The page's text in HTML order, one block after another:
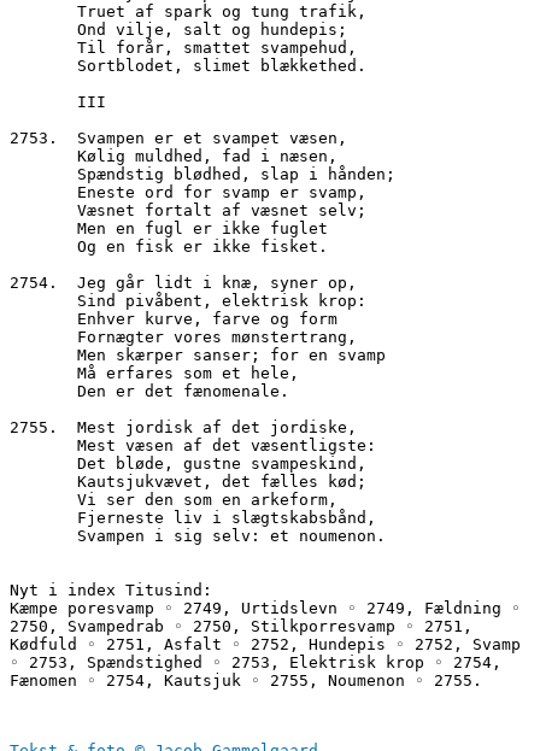
       Truet af spark og tung trafik,
       Ond vilje, salt og hundepis;
       Til forår, smattet svampehud,
       Sortblodet, slimet blækkethed.
       III
2753.  Svampen er et svampet væsen,
       Kølig muldhed, fad i næsen,
       Spændstig blødhed, slap i hånden;
       Eneste ord for svamp er svamp,
       Væsnet fortalt af væsnet selv;
       Men en fugl er ikke fuglet
       Og en fisk er ikke fisket.
2754.  Jeg går lidt i knæ, syner op,
       Sind pivåbent, elektrisk krop:
       Enhver kurve, farve og form
       Fornægter vores mønstertrang,
       Men skærper sanser; for en svamp
       Må erfares som et hele,
       Den er det fænomenale.
2755.  Mest jordisk af det jordiske,
       Mest væsen af det væsentligste:
       Det bløde, gustne svampeskind,
       Kautsjukvævet, det fælles kød;
       Vi ser den som en arkeform,
       Fjerneste liv i slægtskabsbånd,
       Svampen i sig selv: et noumenon.
Nyt i index Titusind:
Kæmpe poresvamp ◦ 2749, Urtidslevn ◦ 2749, Fældning ◦
2750, Svampedrab ◦ 2750, Stilkporresvamp ◦ 2751,
Kødfuld ◦ 2751, Asfalt ◦ 2752, Hundepis ◦ 2752, Svamp
◦ 2753, Spændstighed ◦ 2753, Elektrisk krop ◦ 2754,
Fænomen ◦ 2754, Kautsjuk ◦ 2755, Noumenon ◦ 2755.